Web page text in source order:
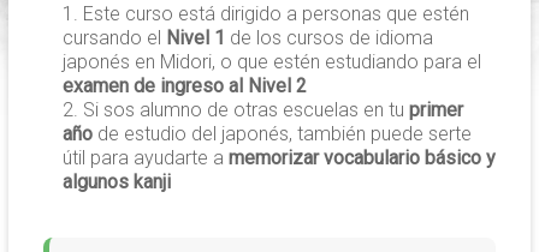
Este curso está dirigido a personas que estén
cursando el Nivel 1 de los cursos de idioma
japonés en Midori, o que estén estudiando para el
examen de ingreso al Nivel 2
Si sos alumno de otras escuelas en tu primer
añode estudio del japonés, también puede serte
útil para ayudarte a memorizar vocabulario básico y
algunos kanji